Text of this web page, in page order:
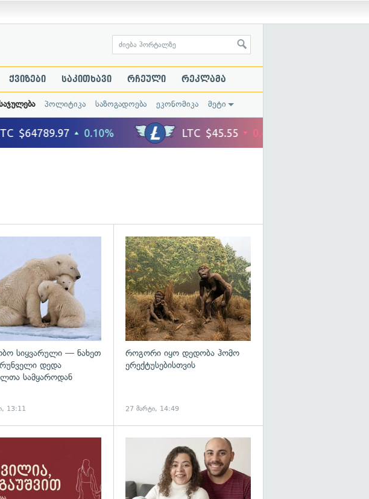
ქვიზები საკითხავი რჩეული რეკლამა
პოლიტიკა საზოგადოება ეკონომიკა მეტი
გადახედვა
სიყვარული — ნახეთ
დედა
სამყაროდან
13:11
როგორი იყო დედობა ჰომო
ერექტუსებისთვის
27 მარტი, 14:49